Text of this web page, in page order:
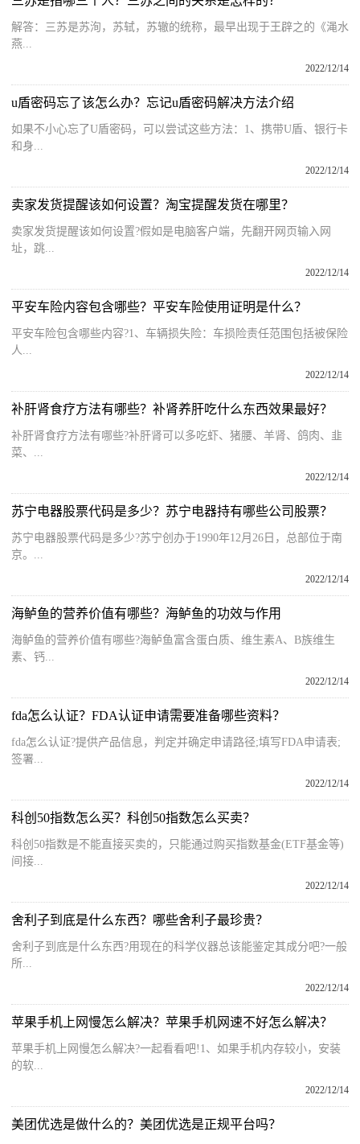
解答：三苏是苏洵，苏轼，苏辙的统称，最早出现于王辟之的《渑水
燕...
2022/12/14
u盾密码忘了该怎么办？忘记u盾密码解决方法介绍
如果不小心忘了U盾密码，可以尝试这些方法：1、携带U盾、银行卡
和身...
2022/12/14
卖家发货提醒该如何设置？淘宝提醒发货在哪里？
卖家发货提醒该如何设置?假如是电脑客户端，先翻开网页输入网
址，跳...
2022/12/14
平安车险内容包含哪些？平安车险使用证明是什么？
平安车险包含哪些内容?1、车辆损失险：车损险责任范围包括被保险
人...
2022/12/14
补肝肾食疗方法有哪些？补肾养肝吃什么东西效果最好？
补肝肾食疗方法有哪些?补肝肾可以多吃虾、猪腰、羊肾、鸽肉、韭
菜、...
2022/12/14
苏宁电器股票代码是多少？苏宁电器持有哪些公司股票？
苏宁电器股票代码是多少?苏宁创办于1990年12月26日，总部位于南
京。...
2022/12/14
海鲈鱼的营养价值有哪些？海鲈鱼的功效与作用
海鲈鱼的营养价值有哪些?海鲈鱼富含蛋白质、维生素A、B族维生
素、钙...
2022/12/14
fda怎么认证？FDA认证申请需要准备哪些资料？
fda怎么认证?提供产品信息，判定并确定申请路径;填写FDA申请表;
签署...
2022/12/14
科创50指数怎么买？科创50指数怎么买卖？
科创50指数是不能直接买卖的，只能通过购买指数基金(ETF基金等)
间接...
2022/12/14
舍利子到底是什么东西？哪些舍利子最珍贵？
舍利子到底是什么东西?用现在的科学仪器总该能鉴定其成分吧?一般
所...
2022/12/14
苹果手机上网慢怎么解决？苹果手机网速不好怎么解决？
苹果手机上网慢怎么解决?一起看看吧!1、如果手机内存较小，安装
的软...
2022/12/14
美团优选是做什么的？美团优选是正规平台吗？